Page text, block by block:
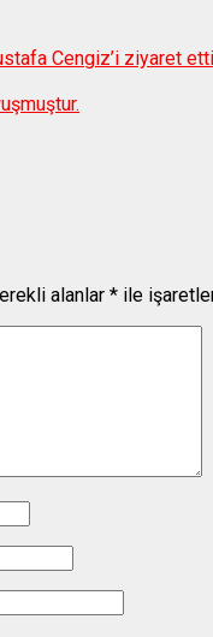
Cengiz’i ziyaret etti
alanlar * ile